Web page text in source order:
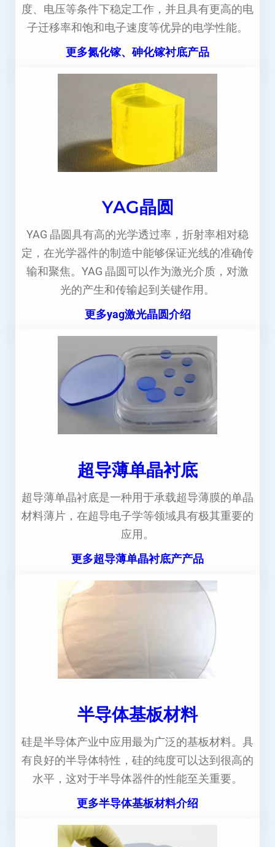
度、电压等条件下稳定工作，并且具有更高的电
子迁移率和饱和电子速度等优异的电学性能。
更多氮化镓、砷化镓衬底产品
YAG晶圆
YAG 晶圆具有高的光学透过率，折射率相对稳
定，在光学器件的制造中能够保证光线的准确传
输和聚焦。YAG 晶圆可以作为激光介质，对激
光的产生和传输起到关键作用。
更多yag激光晶圆介绍
超导薄单晶衬底
超导薄单晶衬底是一种用于承载超导薄膜的单晶
材料薄片，在超导电子学等领域具有极其重要的
应用。
更多超导薄单晶衬底产产品
半导体基板材料
硅是半导体产业中应用最为广泛的基板材料。具
有良好的半导体特性，硅的纯度可以达到很高的
水平，这对于半导体器件的性能至关重要。
更多半导体基板材料介绍